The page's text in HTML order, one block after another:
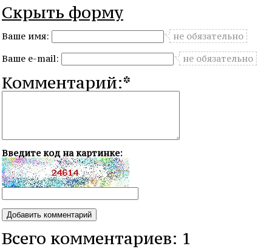
Скрыть форму
Ваше имя:
не обязательно
Ваше e-mail:
не обязательно
Комментарий:*
Введите код на картинке:
Всего комментариев: 1